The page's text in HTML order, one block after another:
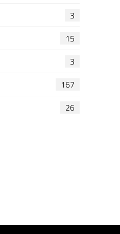
3
15
3
167
26